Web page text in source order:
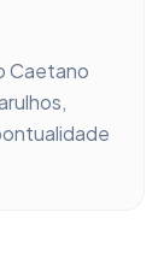
Caetano